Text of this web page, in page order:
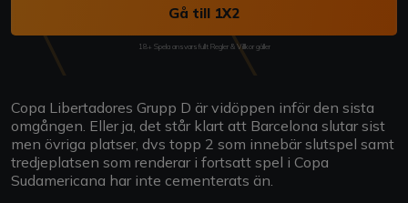
Gå till 1X2
18+ Spela ansvarsfullt Regler & Villkor gäller
Copa Libertadores Grupp D är vidöppen inför den sista
omgången. Eller ja, det står klart att Barcelona slutar sist
men övriga platser, dvs topp 2 som innebär slutspel samt
tredjeplatsen som renderar i fortsatt spel i Copa
Sudamericana har inte cementerats än.